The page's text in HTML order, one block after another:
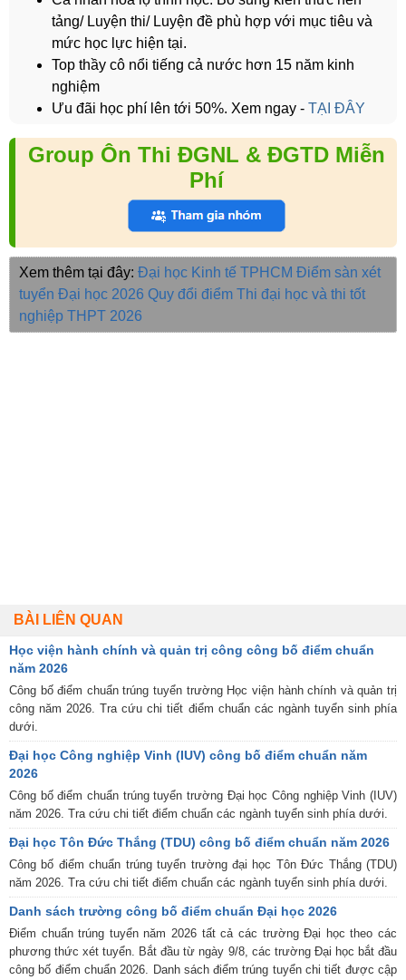
tảng/ Luyện thi/ Luyện đề phù hợp với mục tiêu và
mức học lực hiện tại.
Top thầy cô nổi tiếng cả nước hơn 15 năm kinh
nghiệm
Ưu đãi học phí lên tới 50%. Xem ngay - TẠI ĐÂY
Group Ôn Thi ĐGNL & ĐGTD Miễn
Phí
Xem thêm tại đây: Đại học Kinh tế TPHCM Điểm sàn xét
tuyển Đại học 2026 Quy đổi điểm Thi đại học và thi tốt
nghiệp THPT 2026
BÀI LIÊN QUAN
Học viện hành chính và quản trị công công bố điểm chuẩn
năm 2026
Công bố điểm chuẩn trúng tuyển trường Học viện hành chính và quản trị
công năm 2026. Tra cứu chi tiết điểm chuẩn các ngành tuyển sinh phía
dưới.
Đại học Công nghiệp Vinh (IUV) công bố điểm chuẩn năm
2026
Công bố điểm chuẩn trúng tuyển trường Đại học Công nghiệp Vinh (IUV)
năm 2026. Tra cứu chi tiết điểm chuẩn các ngành tuyển sinh phía dưới.
Đại học Tôn Đức Thắng (TDU) công bố điểm chuẩn năm 2026
Công bố điểm chuẩn trúng tuyển trường đại học Tôn Đức Thắng (TDU)
năm 2026. Tra cứu chi tiết điểm chuẩn các ngành tuyển sinh phía dưới.
Danh sách trường công bố điểm chuẩn Đại học 2026
Điểm chuẩn trúng tuyển năm 2026 tất cả các trường Đại học theo các
phương thức xét tuyển. Bắt đầu từ ngày 9/8, các trường Đại học bắt đầu
công bố điểm chuẩn 2026. Danh sách điểm trúng tuyển chi tiết được cập